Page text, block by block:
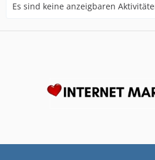
Es sind keine anzeigbaren